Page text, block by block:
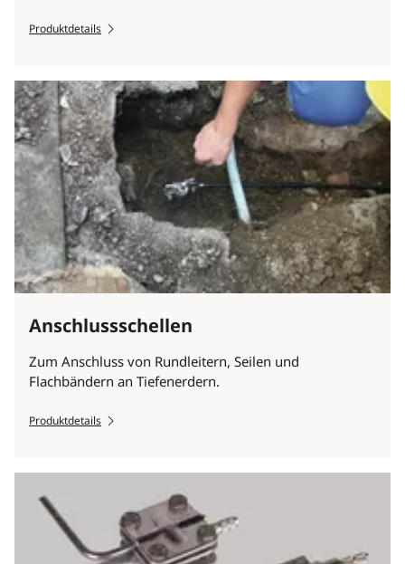
Produktdetails
Anschlussschellen
Zum Anschluss von Rundleitern, Seilen und
Flachbändern an Tiefenerdern.
Produktdetails